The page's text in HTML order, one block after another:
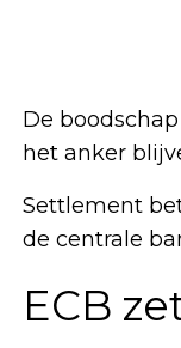
De
het anker
Settlement
de centrale
ECB